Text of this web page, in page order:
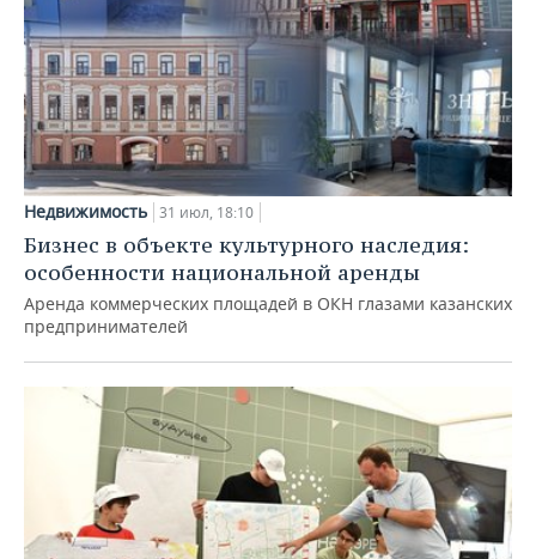
Недвижимость 31 июл, 18:10
Бизнес в объекте культурного наследия:
особенности национальной аренды
Аренда коммерческих площадей в ОКН глазами казанских
предпринимателей